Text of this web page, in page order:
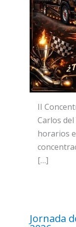
II
Carlos
horarios
[…]
Jornada